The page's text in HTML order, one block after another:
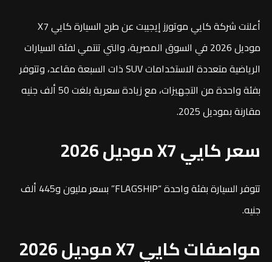
أعلنت شركة كايي موتورز إيجيبت عن طرح السيارة كايي X7
موديل 2026 في السوق المصرية، والتي تنتمي لفئة السيارات
الرياضية متعددة الاستخدامات SUV ذات السبعة مقاعد، وتتوفر
بفئة واحدة من التجهيزات، مع زيادة سعرية بلغت 50 ألف جنيه
مقارنة بموديل 2025.
سعر كايي X7 موديل 2026
تتوفر السيارة بفئة واحدة “FLAGSHIP” بسعر مليون و445 ألف
جنيه.
مواصفات كايي X7 موديل 2026